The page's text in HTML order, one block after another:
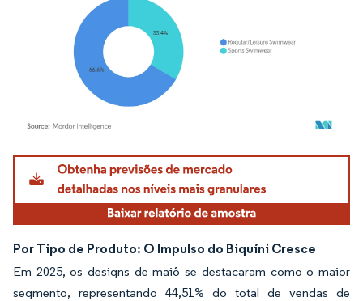
Imagem © Mordor Intelligence. O reuso requer atribuição conforme CC BY 4.0.
Por Tipo de Produto: O Impulso do Biquíni Cresce
Em 2025, os designs de maiô se destacaram como o maior
segmento, representando 44,51% do total de vendas de